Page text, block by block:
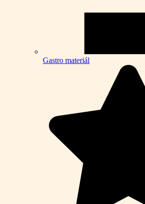
Gastro materiál